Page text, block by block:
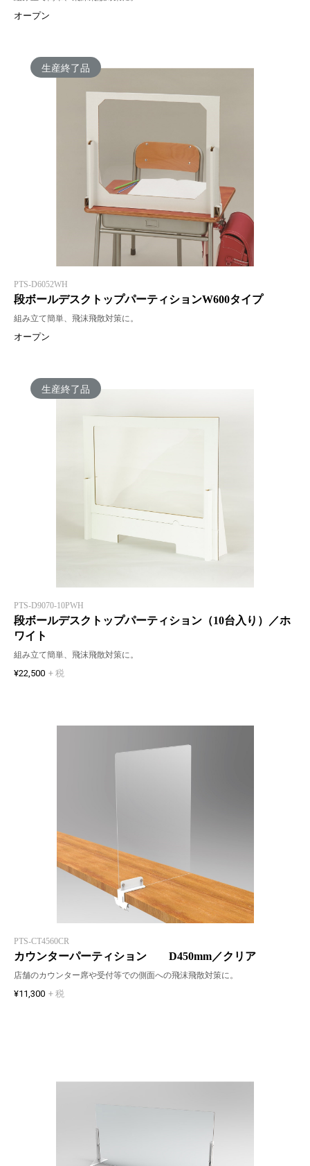
オープン
生産終了品
PTS-D6052WH
段ボールデスクトップパーティションW600タイプ
組み立て簡単、飛沫飛散対策に。
オープン
生産終了品
PTS-D9070-10PWH
段ボールデスクトップパーティション（10台入り）／ホ
ワイト
組み立て簡単、飛沫飛散対策に。
¥22,500 + 税
PTS-CT4560CR
カウンターパーティション D450mm／クリア
店舗のカウンター席や受付等での側面への飛沫飛散対策に。
¥11,300 + 税